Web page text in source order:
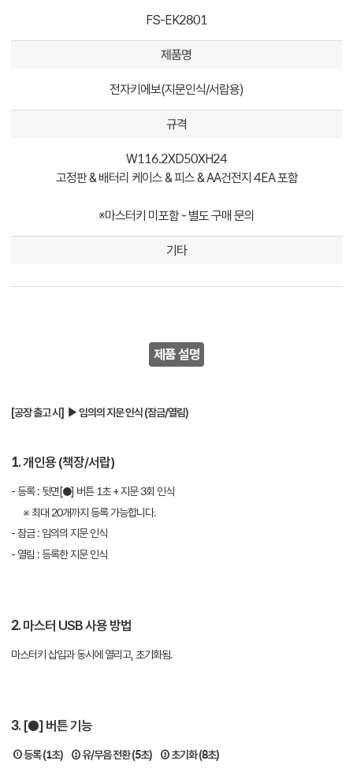
FS-EK2801
제품명
전자키에보(지문인식/서랍용)
규격
W116.2XD50XH24
고정판 & 배터리 케이스 & 피스 & AA건전지 4EA 포함
※마스터키 미포함 - 별도 구매 문의
기타
제품 설명
[공장 출고 시] ▶ 임의의 지문 인식 (잠금/열림)
1. 개인용 (책장/서랍)
- 등록 : 뒷면[●] 버튼 1초 + 지문 3회 인식
※ 최대 20개까지 등록 가능합니다.
- 잠금 : 임의의 지문 인식
- 열림 : 등록한 지문 인식
2. 마스터 USB 사용 방법
마스터키 삽입과 동시에 열리고, 초기화됨.
3. [●] 버튼 기능
① 등록 (1초) ② 유/무음 전환 (5초) ③ 초기화 (8초)